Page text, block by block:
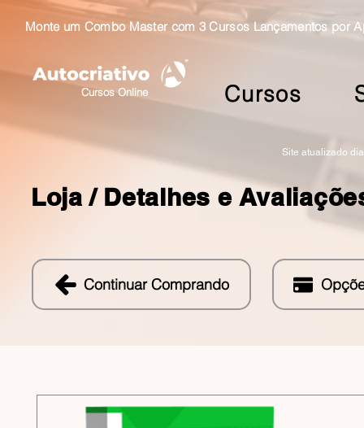
Monte um Combo Master com 3 Cursos Lançamentos por
Continuar Comprando
Cursos Online Cursos
Loja / Detalhes e
Site atualizado